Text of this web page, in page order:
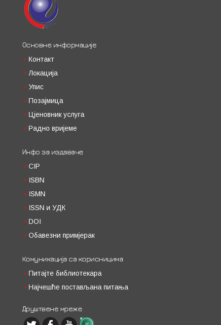
Основне информације
Контакт
Локација
Упис
Позајмица
Цјеновник услуга
Радно вријеме
Инфо за издаваче
CIP
ISBN
ISMN
ISSN и УДК
DOI
Обавезни примјерак
Комуникација са корисницима
Питајте библиотекара
Најчешће постављана питања
Друштвене мреже